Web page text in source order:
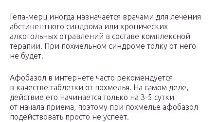
Гепа-мерц иногда назначается врачами для лечения
абстинентного синдрома или хронических
алкогольных отравлений в составе комплексной
терапии. При похмельном синдроме толку от него
не будет.
Афобазол в интернете часто рекомендуется
в качестве таблетки от похмелья. На самом деле,
действие его начинается только на 3-5 сутки
от начала приёма, поэтому при похмелье афобазол
подействовать просто не успеет.